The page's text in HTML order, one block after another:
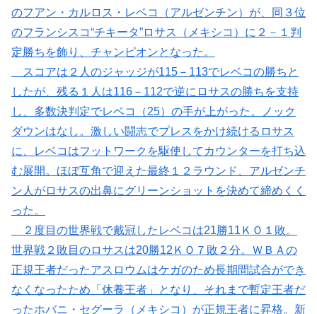
のフアン・カルロス・レベコ（アルゼンチン）が、同３位
のフランシスコ“チキータ”ロサス（メキシコ）に２－１判
定勝ちを飾り、チャンピオンとなった。
スコアは２人のジャッジが115－113でレベコの勝ちと
したが、残る１人は116－112で逆にロサスの勝ちを支持
し、多数決判定でレベコ（25）の手が上がった。ノック
ダウンはなし。激しい闘志でプレスをかけ続けるロサス
に、レベコはフットワークを駆使してカウンターを打ち込
む展開。ほぼ互角で迎えた最終１２ラウンド、アルゼンチ
ン人がロサスの出鼻にグリーンショットを決めて締めくく
った。
２度目の世界戦で戴冠したレベコは21勝11ＫＯ１敗。
世界戦２敗目のロサスは20勝12ＫＯ７敗２分。ＷＢＡの
正規王者だったアスロウムはケガのため長期間試合ができ
なくなったため「休養王者」となり、それまで暫定王者だ
ったホバニ・セグーラ（メキシコ）が正規王者に昇格。新